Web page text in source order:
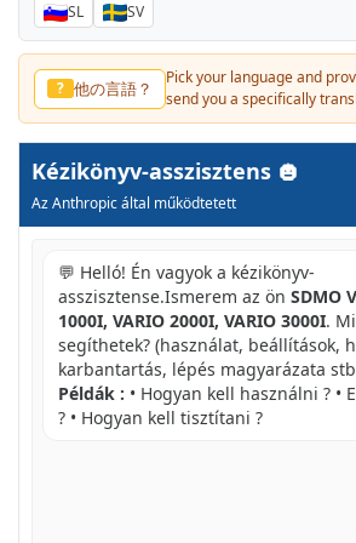
SL
SV
? 他の言語？
Pick your language and
send you a specifically
Kézikönyv-asszisztens
Az Anthropic által működtetett
💬 Helló! Én vagyok a kézikönyv-
asszisztense.Ismerem az ön SDMO
1000I, VARIO 2000I, VARIO 3000I.
segíthetek? (használat, beállítások,
karbantartás, lépés magyarázata
Példák : • Hogyan kell használni ? •
? • Hogyan kell tisztítani ?